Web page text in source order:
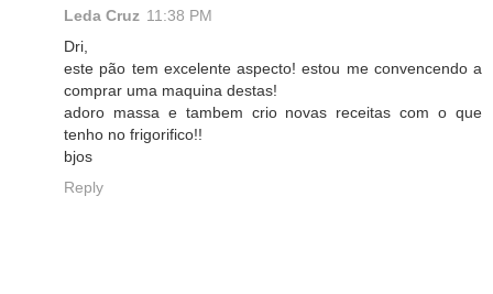
Leda Cruz 11:38 PM
Dri,
este pão tem excelente aspecto! estou me convencendo a
comprar uma maquina destas!
adoro massa e tambem crio novas receitas com o que
tenho no frigorifico!!
bjos
Reply